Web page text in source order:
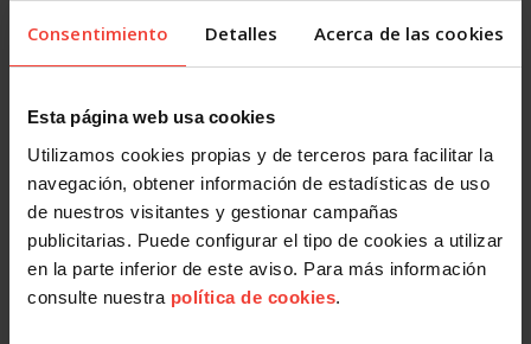
Consentimiento Detalles Acerca de las cookies
Esta página web usa cookies
Utilizamos cookies propias y de terceros para facilitar la
navegación, obtener información de estadísticas de uso
de nuestros visitantes y gestionar campañas
publicitarias. Puede configurar el tipo de cookies a utilizar
en la parte inferior de este aviso. Para más información
consulte nuestra política de cookies.
Salud laboral
Se actualizan las patologías para acceder a la jubilación
anticipada por discapacidad
3 AGOSTO, 2026